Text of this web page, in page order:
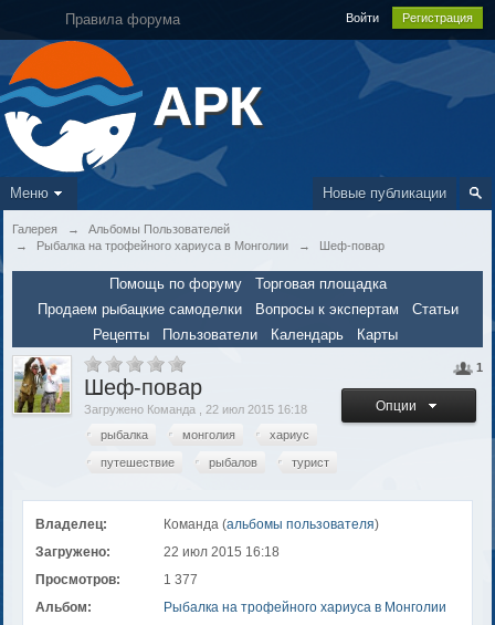
Правила форума Войти Регистрация
АРК
Новые публикации
Меню
Галерея →
Альбомы Пользователей
→
Рыбалка на трофейного хариуса в Монголии → Шеф-повар
Помощь по форуму
Торговая площадка
Продаем рыбацкие самоделки
Вопросы к экспертам
Статьи
Рецепты
Пользователи Календарь Карты
1
Опции
Шеф-повар
Загружено Команда , 22 июл 2015 16:18
рыбалка
монголия хариус
путешествие рыбалов турист
Владелец: Команда (альбомы пользователя)
Загружено:
22 июл 2015 16:18
Просмотров:
1 377
Альбом:
Рыбалка на трофейного хариуса в Монголии